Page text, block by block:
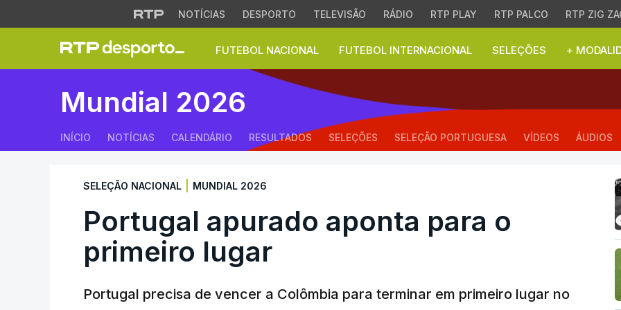
NOTÍCIAS DESPORTO TELEVISÃO RÁDIO RTP PLAY RTP PALCO RTP ZIG
FUTEBOL NACIONAL FUTEBOL INTERNACIONAL SELEÇÕES +
Portugal apurado aponta para o primeiro
Mundial 2026
INÍCIO NOTÍCIAS CALENDÁRIO RESULTADOS SELEÇÕES SELEÇÃO PORTUGUESA VÍDEOS ÁUDIOS
SELEÇÃO NACIONAL MUNDIAL 2026
Portugal apurado aponta para o
primeiro lugar
Portugal precisa de vencer a Colômbia para terminar em primeiro lugar no